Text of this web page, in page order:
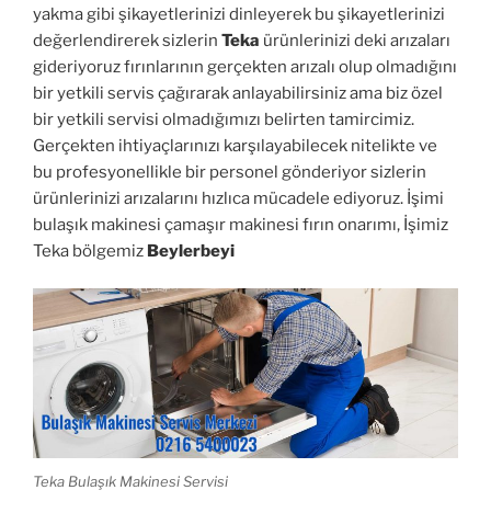
yakma gibi şikayetlerinizi dinleyerek bu şikayetlerinizi
değerlendirerek sizlerin Teka ürünlerinizi deki arızaları
gideriyoruz fırınlarının gerçekten arızalı olup olmadığını
bir yetkili servis çağırarak anlayabilirsiniz ama biz özel
bir yetkili servisi olmadığımızı belirten tamircimiz.
Gerçekten ihtiyaçlarınızı karşılayabilecek nitelikte ve
bu profesyonellikle bir personel gönderiyor sizlerin
ürünlerinizi arızalarını hızlıca mücadele ediyoruz. İşimi
bulaşık makinesi çamaşır makinesi fırın onarımı, İşimiz
Teka bölgemiz Beylerbeyi
Teka Bulaşık Makinesi Servisi